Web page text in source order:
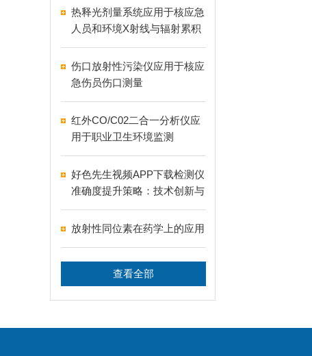
热释光剂量系统应用于核应急
人员和环境X射线与辐射累积
剂量的测量和读取
伤口放射性污染仪应用于核应
急伤员伤口测量
红外CO/C02二合一分析仪应
用于职业卫生环境监测
好色先生视频APP下载检测仪
准确度提升策略：技术创新与
优化
放射性同位素在药学上的应用
查看全部